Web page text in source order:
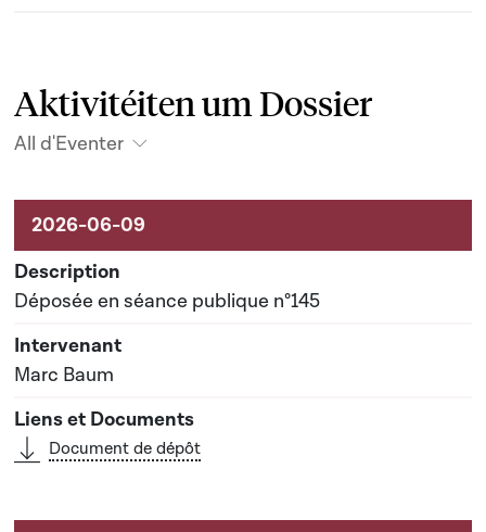
Aktivitéiten um Dossier
All d'Eventer
Aktivitéiten um Dossier
Déposée en séance publique n°145
Marc Baum
Document de dépôt